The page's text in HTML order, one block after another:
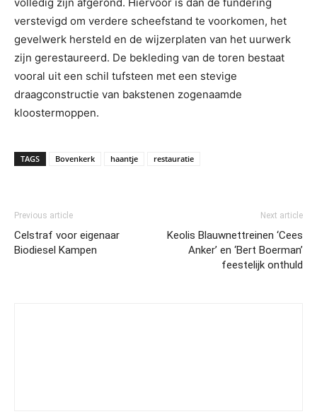
verstevigd om verdere scheefstand te voorkomen, het
gevelwerk hersteld en de wijzerplaten van het uurwerk
zijn gerestaureerd. De bekleding van de toren bestaat
vooral uit een schil tufsteen met een stevige
draagconstructie van bakstenen zogenaamde
kloostermoppen.
TAGS Bovenkerk haantje restauratie
Previous article
Celstraf voor eigenaar
Biodiesel Kampen
Next article
Keolis Blauwnettreinen ‘Cees
Anker’ en ‘Bert Boerman’
feestelijk onthuld